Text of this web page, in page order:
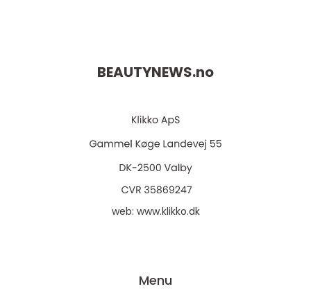
BEAUTYNEWS.no
web: www.klikko.dk
Menu